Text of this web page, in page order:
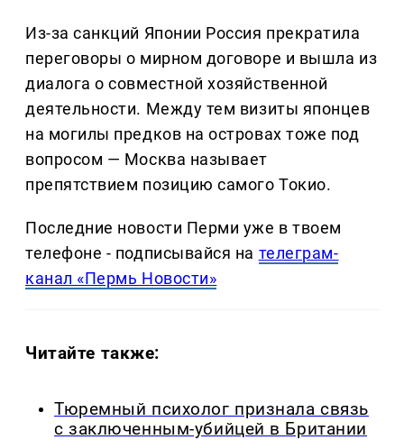
Из-за санкций Японии Россия прекратила
переговоры о мирном договоре и вышла из
диалога о совместной хозяйственной
деятельности. Между тем визиты японцев
на могилы предков на островах тоже под
вопросом — Москва называет
препятствием позицию самого Токио.
Последние новости Перми уже в твоем
телефоне - подписывайся на телеграм-
канал «Пермь Новости»
Читайте также:
Тюремный психолог признала связь
с заключенным-убийцей в Британии